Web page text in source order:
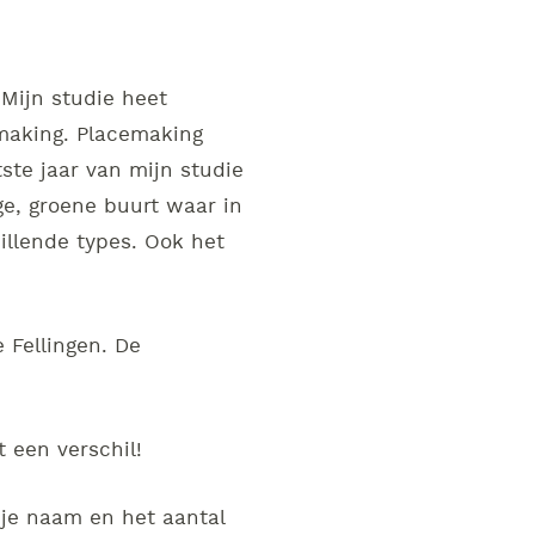
studie heet
Placemaking
jaar van mijn studie
groene buurt waar in
types. Ook het
De
een verschil!
naam en het aantal